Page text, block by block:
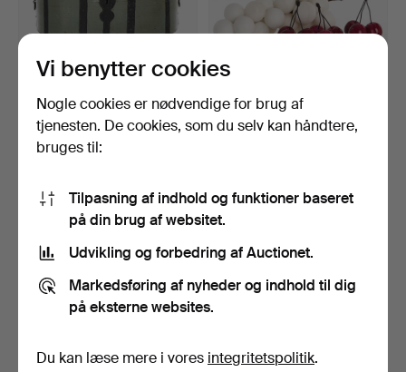
REJSEKRIN, almue,
dateret 1837, beslag i j…
5 dage
DEKORATIONSFRUGTER,
4 dele, alabast, druek…
Vi benytter cookies
Nogle cookies er nødvendige for brug af
tjenesten. De cookies, som du selv kan håndtere,
bruges til:
Tilpasning af indhold og funktioner baseret
på din brug af websitet.
Udvikling og forbedring af Auctionet.
Markedsføring af nyheder og indhold til dig
på eksterne websites.
Du kan læse mere i vores integritetspolitik.